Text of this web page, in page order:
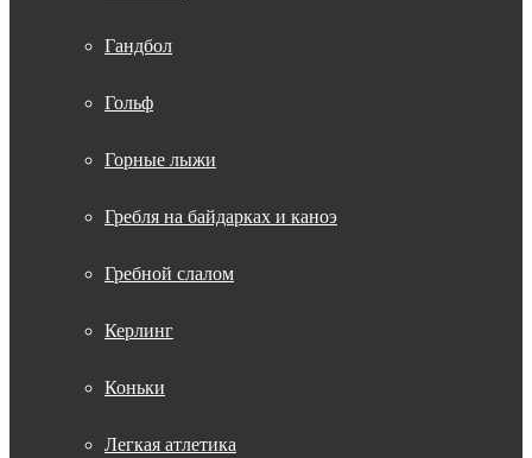
Гандбол
Гольф
Горные лыжи
Гребля на байдарках и каноэ
Гребной слалом
Керлинг
Коньки
Легкая атлетика